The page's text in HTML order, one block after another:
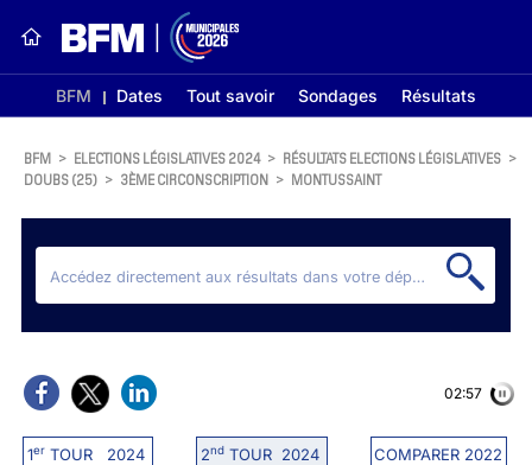
BFM Dates Tout savoir Sondages Résultats
BFM > ELECTIONS LÉGISLATIVES 2024 > RÉSULTATS ELECTIONS LÉGISLATIVES >
DOUBS (25) > 3ÈME CIRCONSCRIPTION > MONTUSSAINT
1erTOUR 2024 2ndTOUR 2024 COMPARER 2022
02:56